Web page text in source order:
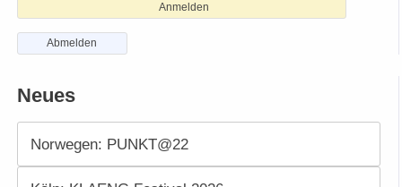
Anmelden
Abmelden
Neues
Norwegen: PUNKT@22